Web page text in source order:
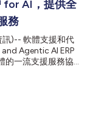
續強化。真正的創
而在於降低總營運
避免不必要的ERP
達成這些目標。相
署Rimini Street創
範圍內，實現更
」 Rimini Street財
AI，提供全
務
)-- 軟體支援和代
Agentic AI ERP
的一流支援服務協
指揮中心(Global